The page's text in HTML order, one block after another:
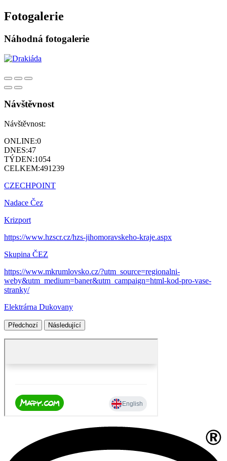
Fotogalerie
Náhodná fotogalerie
Návštěvnost
Návštěvnost:
ONLINE:0
DNES:47
TÝDEN:1054
CELKEM:491239
CZECHPOINT
Nadace Čez
Krizport
https://www.hzscr.cz/hzs-jihomoravskeho-kraje.aspx
Skupina ČEZ
https://www.mkrumlovsko.cz/?utm_source=regionalni-
weby&utm_medium=baner&utm_campaign=html-kod-pro-vase-
stranky/
Elektrárna Dukovany
Předchozí Následující